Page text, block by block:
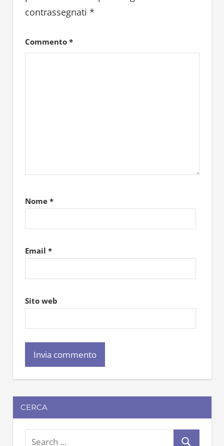
contrassegnati *
Commento *
Nome *
Email *
Sito web
CERCA